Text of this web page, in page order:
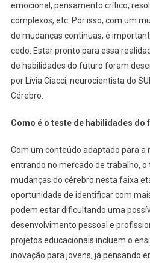
emocional, pensamento crítico,
complexos, etc. Por isso, com um
de mudanças contínuas, é
cedo. Estar pronto para essa
de habilidades do futuro foram
por Lívia Ciacci, neurocientista do
Cérebro.
Como é o teste de habilidades do
Com um conteúdo adaptado para a
entrando no mercado de trabalho,
mudanças do cérebro nesta faixa
oportunidade de identificar com
podem estar dificultando uma
desenvolvimento pessoal e
projetos educacionais incluem o
inovação para jovens, já pensando